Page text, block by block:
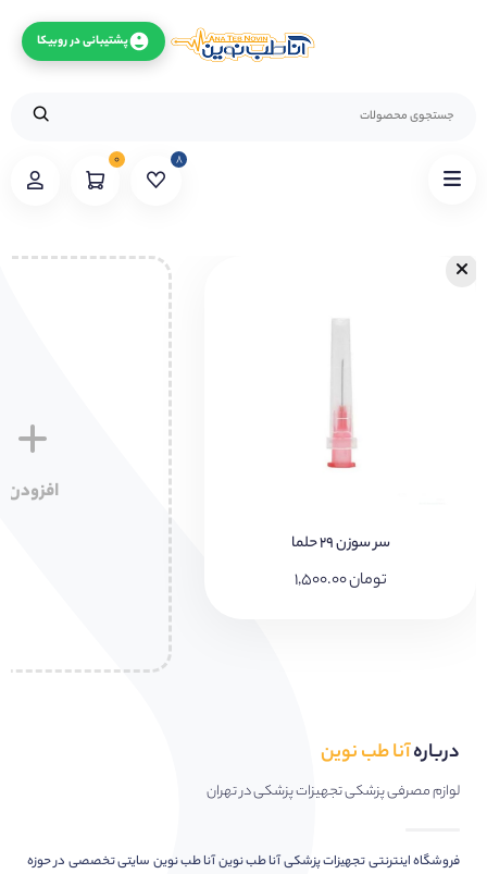
۰ ۸
سر سوزن ۲۹ حلما
تومان۱,۵۰۰.۰۰
افزودن
دربارهآنا طب نوین
لوازم مصرفی پزشکی تجهیزات پزشکی در تهران
فروشگاه اینترنتی تجهیزات پزشکی آنا طب نوین آنا طب نوین سایتی تخصصی در حوزه
پشتیبانی در روبیکا